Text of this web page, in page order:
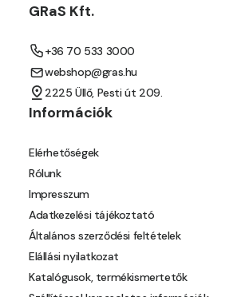
Pumpkin E
GRaS Kft.
+36 70 533 3000
webshop@gras.hu
2225 Üllő, Pesti út 209.
Információk
Elérhetőségek
Rólunk
Impresszum
Adatkezelési tájékoztató
Általános szerződési feltételek
Elállási nyilatkozat
Katalógusok, termékismertetők